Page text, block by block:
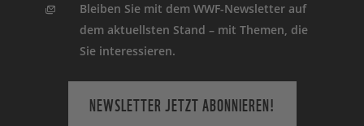
Bleiben Sie mit dem WWF-Newsletter auf
dem aktuellsten Stand – mit Themen, die
Sie interessieren.
NEWSLETTER JETZT ABONNIEREN!